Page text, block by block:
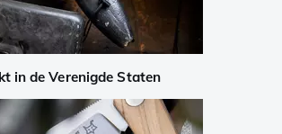
in de Verenigde Staten